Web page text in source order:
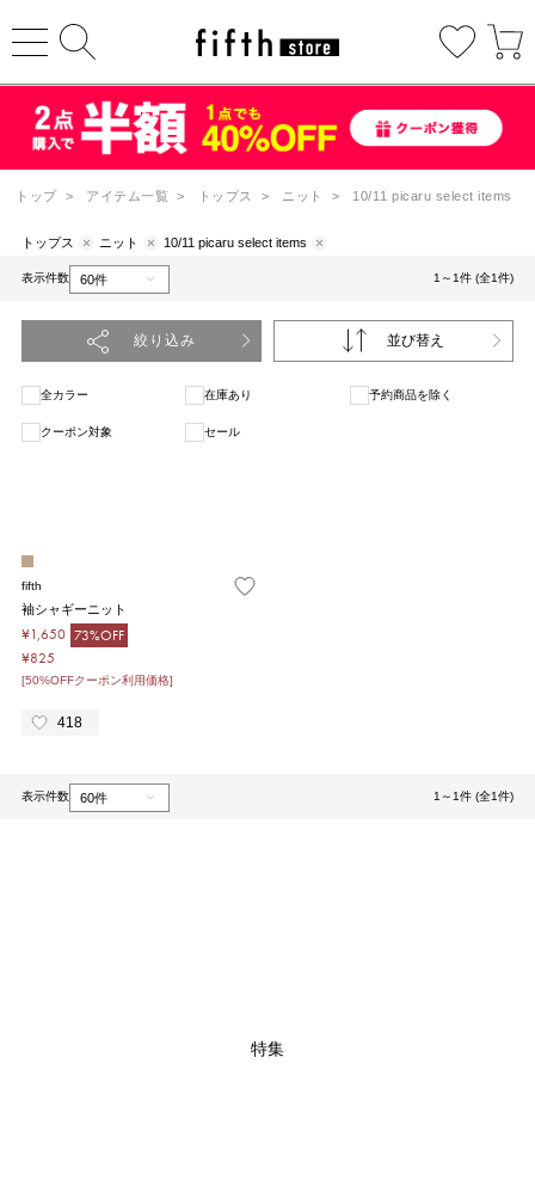
トップ > アイテム一覧 > トップス > ニット > 10/11 picaru select items
トップス ニット 10/11 picaru select items
表示件数 1～1件 (全1件)
絞り込み 並び替え
全カラー 在庫あり 予約商品を除く
クーポン対象 セール
fifth
袖シャギーニット
¥1,650 73%OFF
¥825
[50%OFFクーポン利用価格]
418
表示件数 1～1件 (全1件)
特集